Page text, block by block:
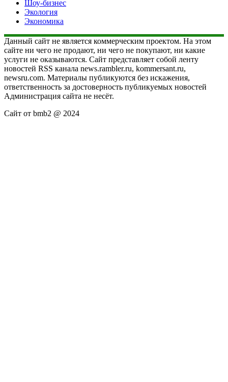
Шоу-бизнес
Экология
Экономика
Данный сайт не является коммерческим проектом. На этом
сайте ни чего не продают, ни чего не покупают, ни какие
услуги не оказываются. Сайт представляет собой ленту
новостей RSS канала news.rambler.ru, kommersant.ru,
newsru.com. Материалы публикуются без искажения,
ответственность за достоверность публикуемых новостей
Администрация сайта не несёт.
Сайт от bmb2 @ 2024